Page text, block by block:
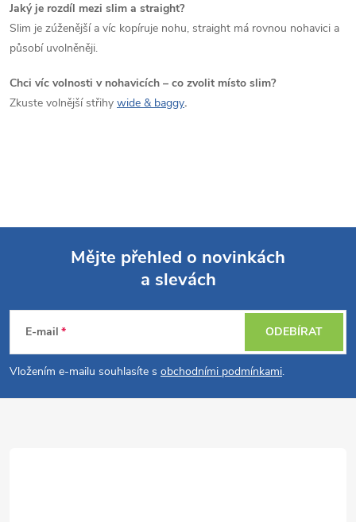
Jaký je rozdíl mezi slim a straight?
Slim je zúženější a víc kopíruje nohu, straight má rovnou nohavici a
působí uvolněněji.
Chci víc volnosti v nohavicích – co zvolit místo slim?
Zkuste volnější střihy wide & baggy.
p
Mějte přehled o novinkách
a slevách
E-mail
Vložením e-mailu souhlasíte s obchodními podmínkami.
ODEBÍRAT